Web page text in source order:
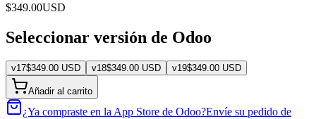
$349.00USD
Seleccionar versión de Odoo
v17$349.00 USD v18$349.00 USD v19$349.00 USD
Añadir al carrito
¿Ya compraste en la App Store de Odoo?Envíe su pedido de